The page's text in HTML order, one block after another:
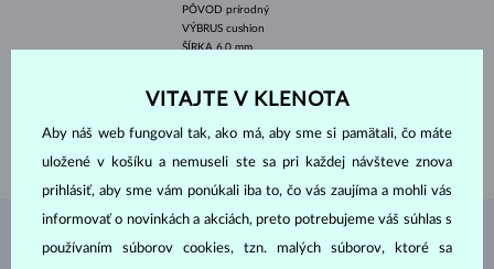
PÔVOD prírodný
VÝBRUS cushion
ŠÍRKA 6.0 mm
ŠPERKY ZATELIÉRU KLENOTA
VITAJTE V KLENOTA
Aby náš web fungoval tak, ako má, aby sme si pamätali, čo máte
uložené v košíku a nemuseli ste sa pri každej návšteve znova
prihlásiť, aby sme vám ponúkali iba to, čo vás zaujíma a mohli vás
informovať o novinkách a akciách, preto potrebujeme váš súhlas s
používaním súborov cookies, tzn. malých súborov, ktoré sa